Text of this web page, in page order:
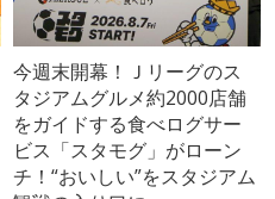
今週末開幕！Ｊリーグのス
タジアムグルメ約2000店舗
をガイドする食べログサー
ビス「スタモグ」がローン
チ！“おいしい”をスタジアム